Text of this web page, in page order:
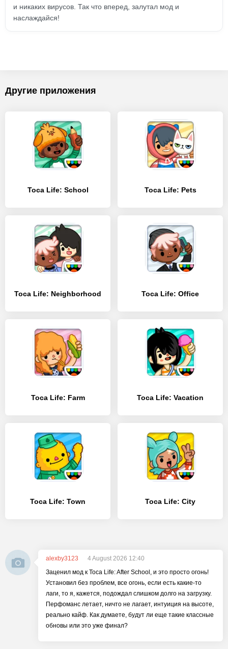
и никаких вирусов. Так что вперед, залутал мод и
наслаждайся!
Другие приложения
Toca Life: School Toca Life: Pets
Toca Life: Neighborhood Toca Life: Office
Toca Life: Farm Toca Life: Vacation
Toca Life: Town Toca Life: City
alexby3123
4 August 2026 12:40
Заценил мод к Toca Life: After School, и это просто огонь!
Установил без проблем, все огонь, если есть какие-то
лаги, то я, кажется, подождал слишком долго на загрузку.
Перфоманс летает, ничто не лагает, интуиция на высоте,
реально кайф. Как думаете, будут ли еще такие классные
обновы или это уже финал?